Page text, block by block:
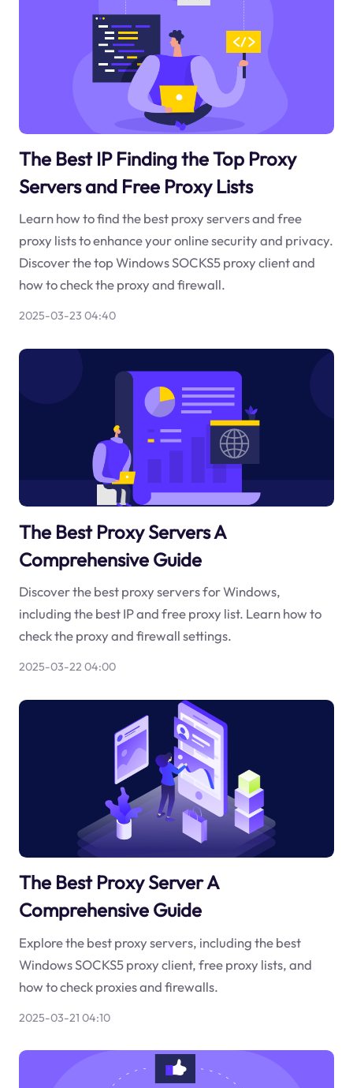
The Best IP Finding the Top Proxy
Servers and Free Proxy Lists
Learn how to find the best proxy servers and free
proxy lists to enhance your online security and privacy.
Discover the top Windows SOCKS5 proxy client and
how to check the proxy and firewall.
2025-03-23 04:40
The Best Proxy Servers A
Comprehensive Guide
Discover the best proxy servers for Windows,
including the best IP and free proxy list. Learn how to
check the proxy and firewall settings.
2025-03-22 04:00
The Best Proxy Server A
Comprehensive Guide
Explore the best proxy servers, including the best
Windows SOCKS5 proxy client, free proxy lists, and
how to check proxies and firewalls.
2025-03-21 04:10